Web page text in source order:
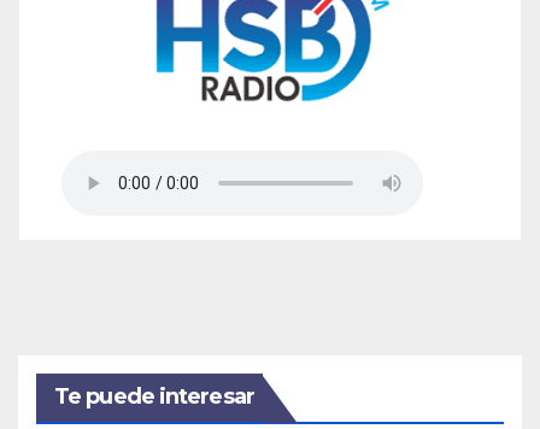
Te puede interesar